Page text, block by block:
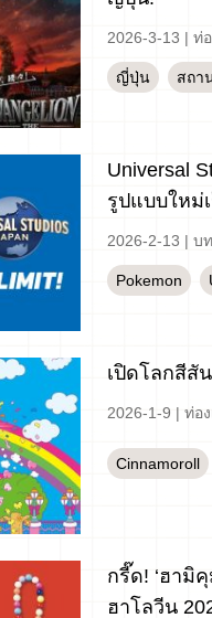
2026-3-13 | ท่
ญี่ปุ่น สถา
Universal
รูปแบบใหม่
2026-2-13 | บ
Pokemon
เปิดโลกสีสั
2026-1-9 | ท่อ
Cinnamoroll
กรี๊ด! ‘ฮามิ
ฮาโลวีน